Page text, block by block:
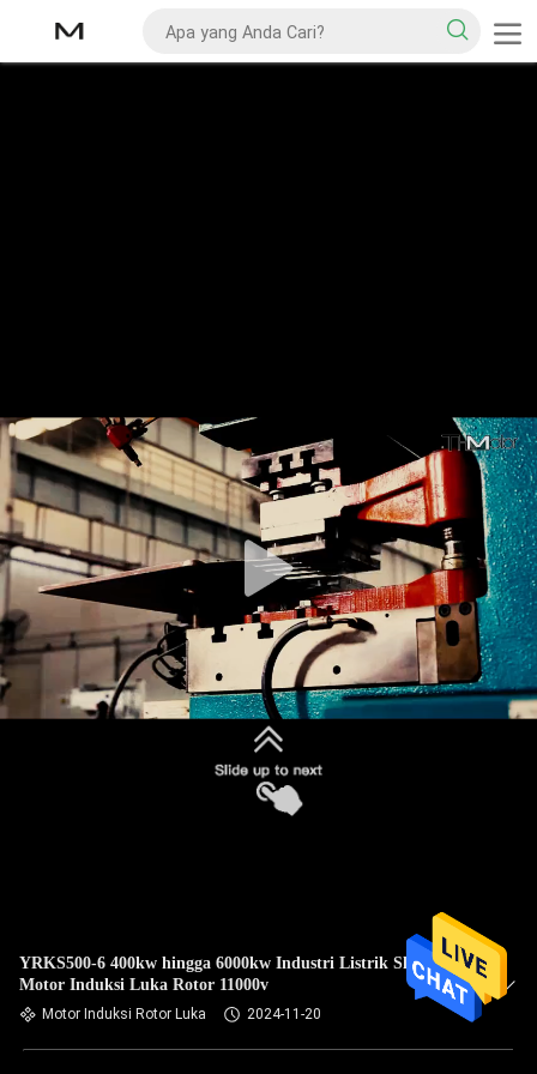
YRKS500-6 400kw hingga 6000kw Industri Listrik Slip Ring
Motor Induksi Luka Rotor 11000v
Motor Induksi Rotor Luka 2024-11-20